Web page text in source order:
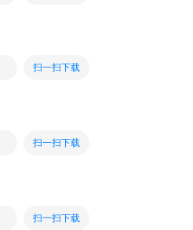
扫一扫下载
扫一扫下载
扫一扫下载